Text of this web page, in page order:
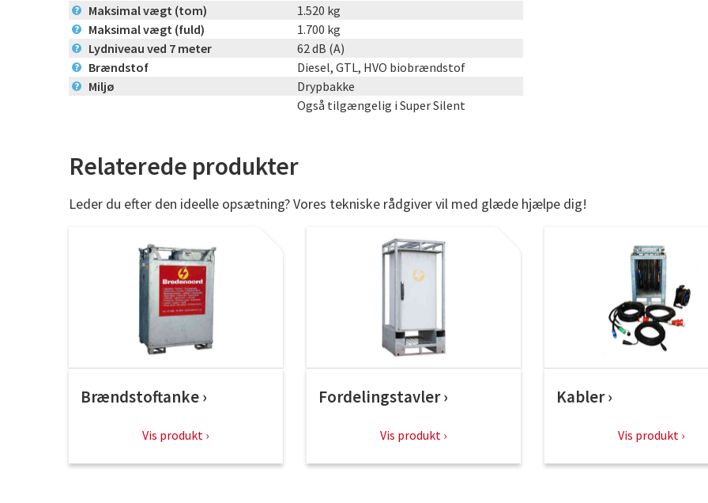
? Maksimal vægt (tom) 1.520 kg
? Maksimal vægt (fuld) 1.700 kg
? Lydniveau ved 7 meter 62 dB (A)
? Brændstof Diesel, GTL, HVO biobrændstof
? Miljø
Drypbakke
Også tilgængelig i Super Silent
Relaterede produkter
Leder du efter den ideelle opsætning? Vores tekniske rådgiver vil med glæde hjælpe dig!
Brændstoftanke
Vis produkt
Fordelingstavler
Vis produkt
Kabler
Vis produkt